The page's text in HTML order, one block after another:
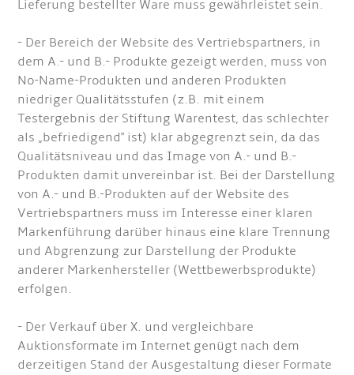
Lieferung bestellter Ware muss gewährleistet sein.
- Der Bereich der Website des Vertriebspartners, in
dem A.- und B.- Produkte gezeigt werden, muss von
No-Name-Produkten und anderen Produkten
niedriger Qualitätsstufen (z.B. mit einem
Testergebnis der Stiftung Warentest, das schlechter
als „befriedigend" ist) klar abgegrenzt sein, da das
Qualitätsniveau und das Image von A.- und B.-
Produkten damit unvereinbar ist. Bei der Darstellung
von A.- und B.-Produkten auf der Website des
Vertriebspartners muss im Interesse einer klaren
Markenführung darüber hinaus eine klare Trennung
und Abgrenzung zur Darstellung der Produkte
anderer Markenhersteller (Wettbewerbsprodukte)
erfolgen.
- Der Verkauf über X. und vergleichbare
Auktionsformate im Internet genügt nach dem
derzeitigen Stand der Ausgestaltung dieser Formate